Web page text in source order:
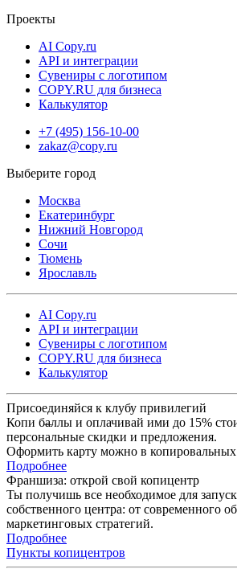
Проекты
AI Copy.ru
API и интеграции
Сувениры с логотипом
COPY.RU для бизнеса
Калькулятор
+7 (495) 156-10-00
zakaz@copy.ru
Москва
Екатеринбург
Нижний Новгород
Сочи
Тюмень
Ярославль
AI Copy.ru
API и интеграции
Сувениры с логотипом
COPY.RU для бизнеса
Калькулятор
Присоединяйся к клубу привилегий
Копи баллы и оплачивай ими до 15%
персональные скидки и предложения.
Оформить карту можно в
Подробнее
Франшиза: открой свой копицентр
Ты получишь все необходимое для
собственного центра: от современного
маркетинговых стратегий.
Подробнее
Пункты копицентров